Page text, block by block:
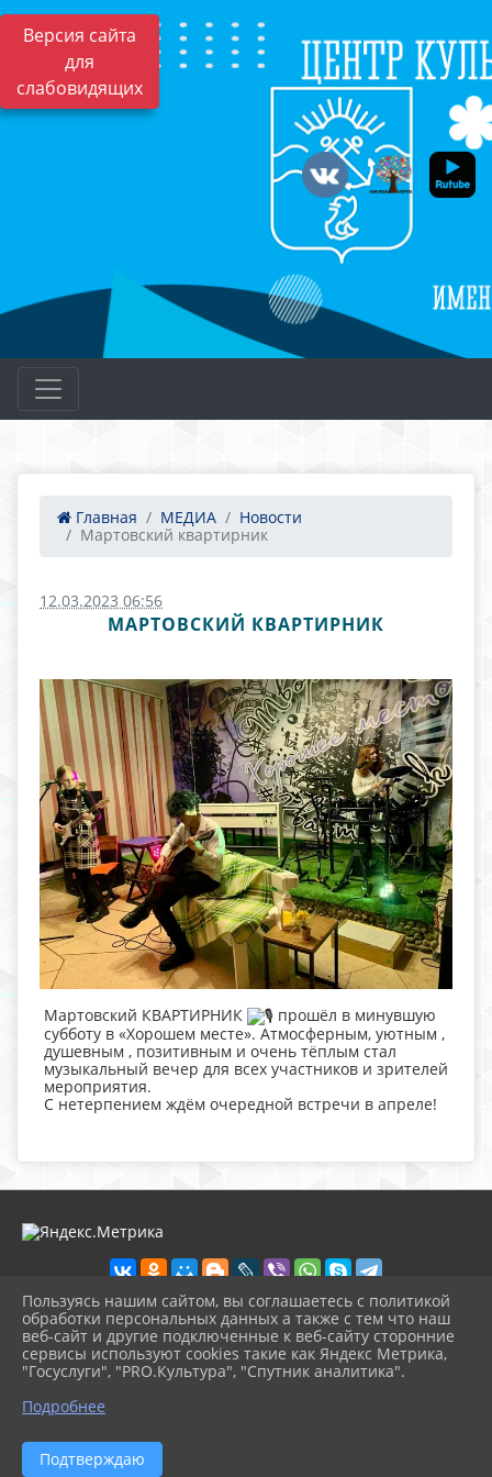
Версия сайта
для
слабовидящих
Главная МЕДИА
Новости
Мартовский квартирник
12.03.2023 06:56
МАРТОВСКИЙ КВАРТИРНИК
Мартовский КВАРТИРНИК
прошёл в минувшую
субботу в «Хорошем месте». Атмосферным, уютным ,
душевным , позитивным и очень тёплым стал
музыкальный вечер для всех участников и зрителей
мероприятия.
С нетерпением ждём очередной встречи в апреле!
2026 г. ckbozaozersk.ru
Вход
Карта сайта
Политика обработки персональных данных
Сделано на KubCMS
Разработка и поддержка
Пользуясь нашим сайтом, вы соглашаетесь с политикой
обработки персональных данных а также с тем что наш
веб-сайт и другие подключенные к веб-сайту сторонние
сервисы используют cookies такие как Яндекс Метрика,
"Госуслуги", "PRO.Культура", "Спутник аналитика".
Подробнее
Подтверждаю